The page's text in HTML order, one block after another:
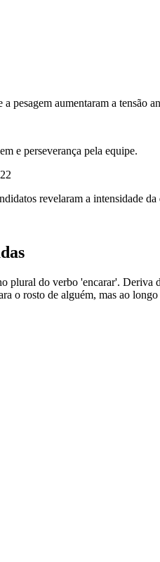
pesagem aumentaram a tensão
e perseverança pela equipe.
revelaram a intensidade da
plural do verbo 'encarar'.
o rosto de alguém, mas ao